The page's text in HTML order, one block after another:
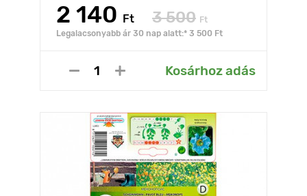
2 140 Ft 3 500 Ft
Legalacsonyabb ár 30 nap alatt:* 3 500 Ft
Kosárhoz adás